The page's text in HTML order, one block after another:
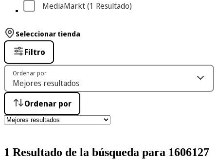
MediaMarkt (1 Resultado)
1 Resultado de la búsqueda para 1606127
Seleccionar tienda
Filtro
Ordenar por
Ordenar por